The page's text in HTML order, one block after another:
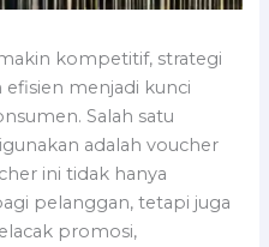
kompetitif, strategi
efisien menjadi kunci
Salah satu
adalah voucher
ini tidak hanya
pelanggan, tetapi juga
promosi,